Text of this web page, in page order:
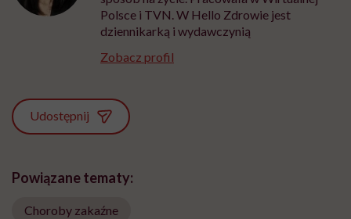
Polsce i TVN. W Hello Zdrowie jest
dziennikarką i wydawczynią
Zobacz profil
Udostępnij
Powiązane tematy:
Choroby zakaźne